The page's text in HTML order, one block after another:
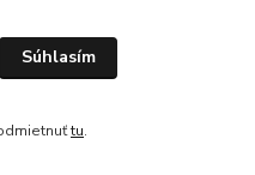
Súhlasím
tu.